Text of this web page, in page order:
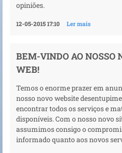
opiniões.
12-05-2015 17:10 Ler mais
BEM-VINDO AO NOSSO
WEB!
Temos o enorme prazer em
nosso novo website
encontrar todos os serviços e
disponíveis. Com o nosso novo
assumimos consigo o
informado quanto aos novos